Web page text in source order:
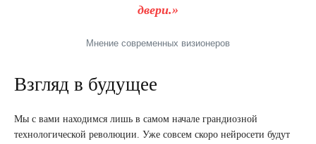
двери.»
Мнение современных визионеров
Взгляд в будущее
Мы с вами находимся лишь в самом начале грандиозной
технологической революции. Уже совсем скоро нейросети будут